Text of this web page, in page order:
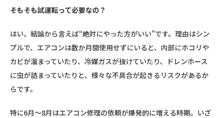
そもそも試運転って必要なの？
はい、結論から言えば“絶対にやった方がいい”です。理由はシン
プルで、エアコンは数か月間使用せずにいると、内部にホコリや
カビが溜まっていたり、冷媒ガスが抜けていたり、ドレンホース
に虫が詰まっていたりと、様々な不具合が起きるリスクがあるか
らです。
特に6月～8月はエアコン修理の依頼が爆発的に増える時期。いざ